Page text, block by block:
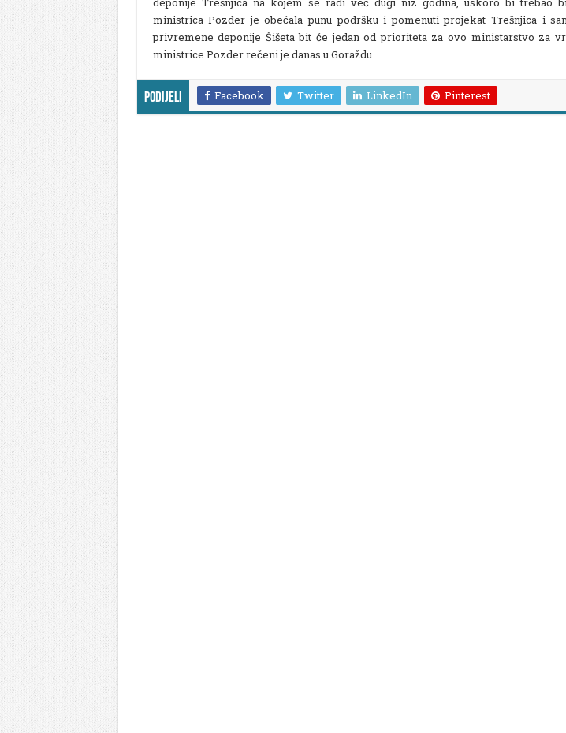
ministrica Pozder je obećala punu podršku i pomenuti projekat Trešnjica i
privremene deponije Šišeta bit će jedan od prioriteta za ovo ministarstvo za
ministrice Pozder rečeni je danas u Goraždu.
Podijeli Facebook Twitter LinkedIn Pinterest